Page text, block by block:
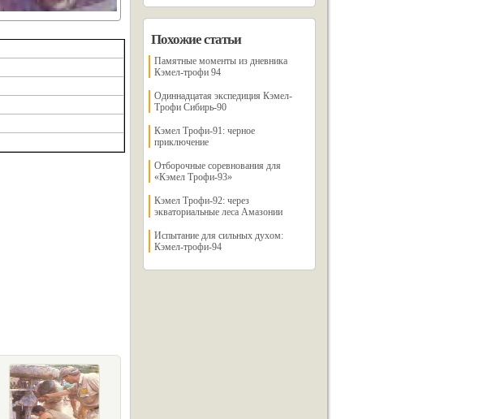
Похожие статьи
Памятные моменты из дневника
Кэмел-трофи 94
Одиннадцатая экспедиция Кэмел-
Трофи Сибирь-90
Кэмел Трофи-91: черное
приключение
Отборочные соревнования для
«Кэмел Трофи-93»
Кэмел Трофи-92: через
экваториальные леса Амазонии
Испытание для сильных духом:
Кэмел-трофи-94